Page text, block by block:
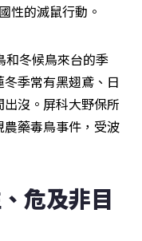
性的滅鼠行動。
和冬候鳥來台的季
季常有黑翅鳶、日
沒。屏科大野保所
藥毒鳥事件，受波
危及非目